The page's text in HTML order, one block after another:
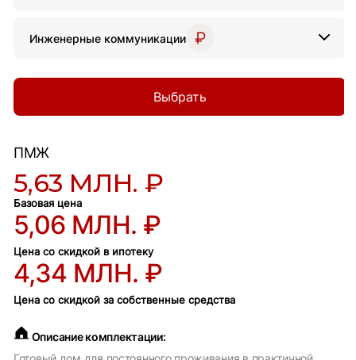
Инженерные коммуникации
Выбрать
ПМЖ
5,63 МЛН. ₽
Базовая цена
5,06 МЛН. ₽
Цена со скидкой в ипотеку
4,34 МЛН. ₽
Цена со скидкой за собственные средства
Описание комплектации: